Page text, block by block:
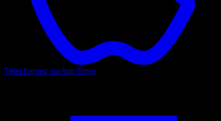
Téléchargez surApp Store